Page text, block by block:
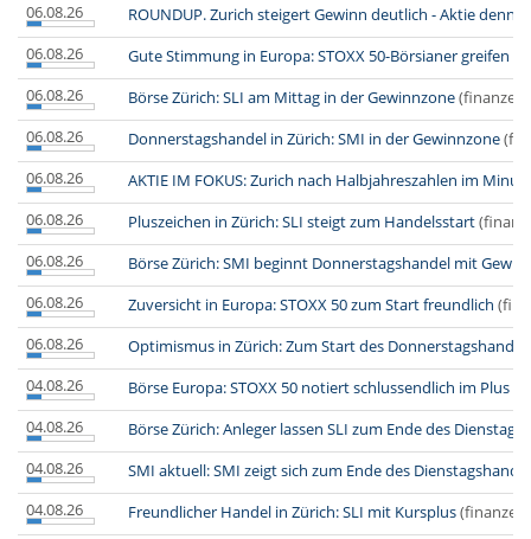
06.08.26
ROUNDUP. Zurich steigert Gewinn deutlich - Aktie
06.08.26
Gute Stimmung in Europa: STOXX 50-Börsianer greifen zu
06.08.26
Börse Zürich: SLI am Mittag in der Gewinnzone
06.08.26
Donnerstagshandel in Zürich: SMI in der Gewinnzone
06.08.26
AKTIE IM FOKUS: Zurich nach Halbjahreszahlen im Minus
06.08.26
Pluszeichen in Zürich: SLI steigt zum Handelsstart
06.08.26
Börse Zürich: SMI beginnt Donnerstagshandel mit
06.08.26
Zuversicht in Europa: STOXX 50 zum Start freundlich
06.08.26
Optimismus in Zürich: Zum Start des
04.08.26
Börse Europa: STOXX 50 notiert schlussendlich im Plus
04.08.26
Börse Zürich: Anleger lassen SLI zum Ende des
04.08.26
SMI aktuell: SMI zeigt sich zum Ende des
04.08.26
Freundlicher Handel in Zürich: SLI mit Kursplus